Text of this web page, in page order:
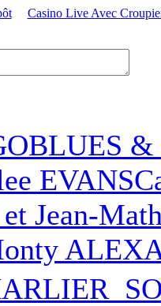
Casino Live Avec
BLUES &
EVANS
Jean-
